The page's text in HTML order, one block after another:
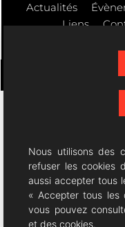
Actualités
Liens
10/08/2026 © All
Nous utilisons des
refuser les cookies
aussi accepter tous
« Accepter tous les
vous pouvez
et des cookies.